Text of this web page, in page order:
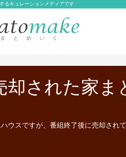
るキュレーションメディアです
却された家
ウスですが、番組終了後に売却され